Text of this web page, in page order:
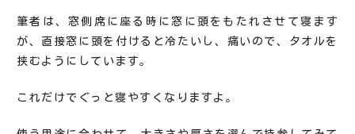
筆者は、窓側席に座る時に窓に頭をもたれさせて寝ます
が、直接窓に頭を付けると冷たいし、痛いので、タオルを
挟むようにしています。
これだけでぐっと寝やすくなりますよ。